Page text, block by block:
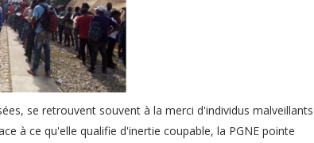
se retrouvent souvent à la merci d'individus malveillants
à ce qu'elle qualifie d'inertie coupable, la PGNE pointe